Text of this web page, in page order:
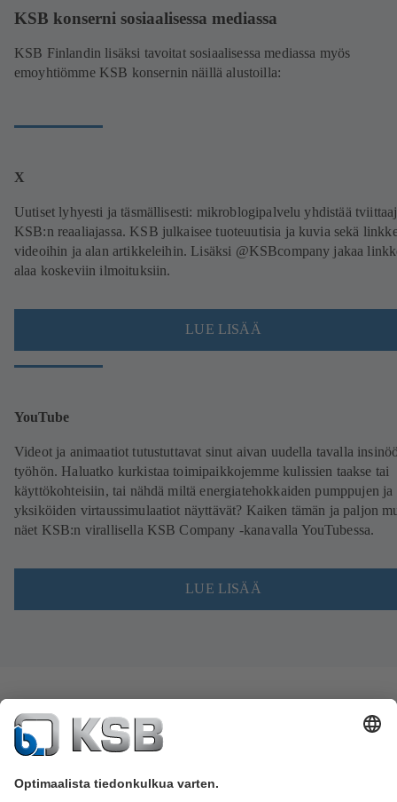
KSB konserni sosiaalisessa mediassa
KSB Finlandin lisäksi tavoitat sosiaalisessa mediassa myös
emoyhtiömme KSB konsernin näillä alustoilla:
X
Uutiset lyhyesti ja täsmällisesti: mikroblogipalvelu yhdistää
KSB:n reaaliajassa. KSB julkaisee tuoteuutisia ja kuvia sekä
videoihin ja alan artikkeleihin. Lisäksi @KSBcompany jakaa
alaa koskeviin ilmoituksiin.
LUE LISÄÄ
YouTube
Videot ja animaatiot tutustuttavat sinut aivan uudella tavalla
työhön. Haluatko kurkistaa toimipaikkojemme kulissien taakse tai
käyttökohteisiin, tai nähdä miltä energiatehokkaiden pumppujen ja
yksiköiden virtaussimulaatiot näyttävät? Kaiken tämän ja paljon
näet KSB:n virallisella KSB Company -kanavalla YouTubessa.
LUE LISÄÄ